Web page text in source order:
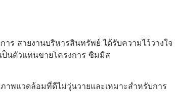
ร สายงานบริหารสินทรัพย์ ได้รับความไว้วางใจ
ป็นตัวแทนขายโครงการ ซิมมิส
พแวดล้อมที่ดีไม่วุ่นวายและเหมาะสำหรับการ